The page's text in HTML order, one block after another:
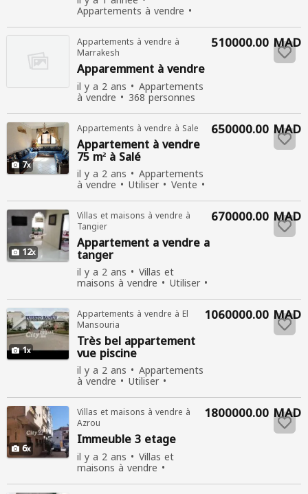
Appartements à vendre
339 personnes consultées
Appartements à vendre à
Marrakesh
Apparemment à vendre
il y a 2 ans Appartements
à vendre 368 personnes
consultées
510000.00 MAD
7
Appartements à vendre à Sale
Appartementà vendre
75 m² à Salé
il y a 2 ans Appartements
à vendre Utiliser Vente
302 personnes consultées
650000.00 MAD
12
Villas et maisons à vendre à
Tangier
Appartementa vendre a
tanger
il y a 2 ans Villas et
maisons à vendre Utiliser
Vente 450 personnes
consultées
670000.00 MAD
1
Appartements à vendre à El
Mansouria
Très belappartement
vue piscine
il y a 2 ans Appartements
à vendre Utiliser
Vente 383 personnes
consultées
1060000.00 MAD
6
Villas et maisons à vendre à
Azrou
Immeuble 3 etage
il y a 2 ans Villas et
maisons à vendre
Vente 329 personnes
consultées
1800000.00 MAD